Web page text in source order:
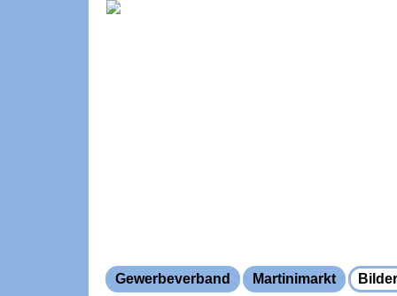
Gewerbeverband Martinimarkt Bilder